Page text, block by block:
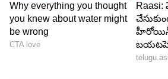
అవుతున్నారు. లైక్స్, కామెంట్లతో
ఎంకరేజ్ చేస్తున్నారు.